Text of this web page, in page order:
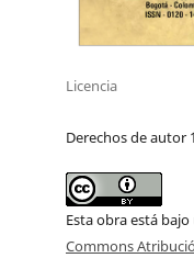
Licencia
Derechos de autor
Esta obra está
Commons